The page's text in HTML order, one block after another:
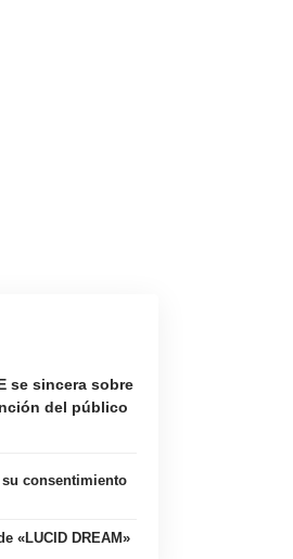
se sincera sobre
del público
consentimiento
«LUCID DREAM»